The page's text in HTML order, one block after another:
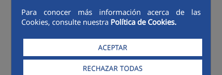
Para conocer más información acerca de las
Cookies, consulte nuestra Política de Cookies.
ACEPTAR
RECHAZAR TODAS